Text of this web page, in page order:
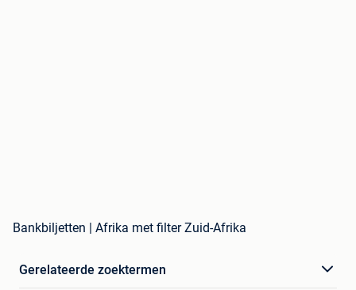
Bankbiljetten | Afrika met filter Zuid-Afrika
Gerelateerde zoektermen